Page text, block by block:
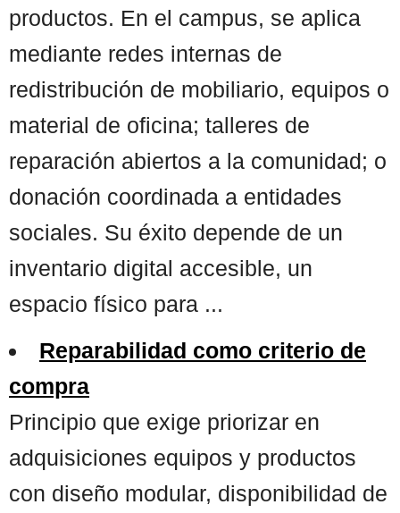
productos. En el campus, se aplica
mediante redes internas de
redistribución de mobiliario, equipos o
material de oficina; talleres de
reparación abiertos a la comunidad; o
donación coordinada a entidades
sociales. Su éxito depende de un
inventario digital accesible, un
espacio físico para ...
Reparabilidad como criterio de
compra
Principio que exige priorizar en
adquisiciones equipos y productos
con diseño modular, disponibilidad de